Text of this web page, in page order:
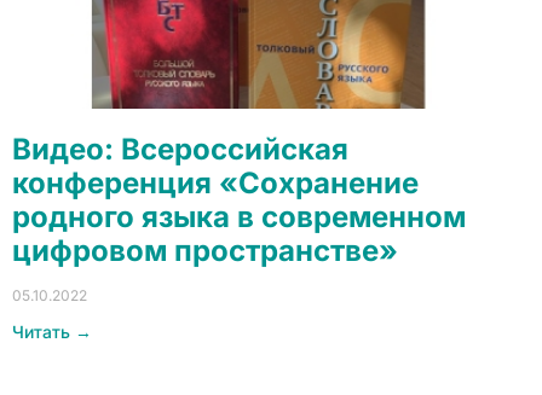
Видео: Всероссийская
конференция «Сохранение
родного языка в современном
цифровом пространстве»
05.10.2022
Читать →